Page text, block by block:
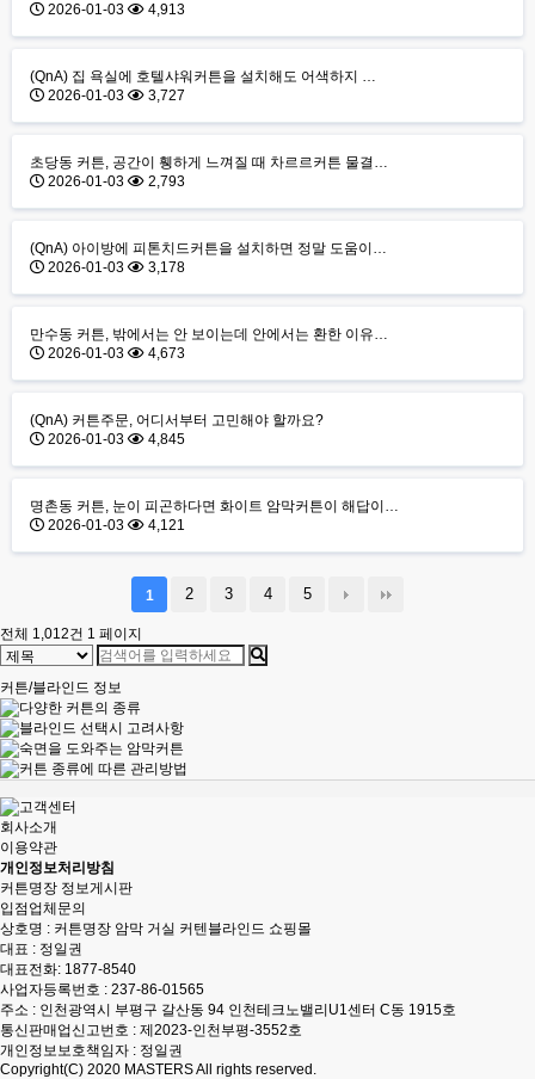
2026-01-03
4,913
(QnA) 집 욕실에 호텔샤워커튼을 설치해도 어색하지 …
2026-01-03
3,727
초당동 커튼, 공간이 휑하게 느껴질 때 차르르커튼 물결…
2026-01-03
2,793
(QnA) 아이방에 피톤치드커튼을 설치하면 정말 도움이…
2026-01-03
3,178
만수동 커튼, 밖에서는 안 보이는데 안에서는 환한 이유…
2026-01-03
4,673
(QnA) 커튼주문, 어디서부터 고민해야 할까요?
2026-01-03
4,845
명촌동 커튼, 눈이 피곤하다면 화이트 암막커튼이 해답이…
2026-01-03
4,121
1 2 3 4 5
전체 1,012건 1 페이지
커튼/블라인드 정보
회사소개
이용약관
개인정보처리방침
커튼명장 정보게시판
입점업체문의
상호명 : 커튼명장 암막 거실 커텐블라인드 쇼핑몰
대표 : 정일권
대표전화: 1877-8540
사업자등록번호 : 237-86-01565
주소 : 인천광역시 부평구 갈산동 94 인천테크노밸리U1센터 C동 1915호
통신판매업신고번호 : 제2023-인천부평-3552호
개인정보보호책임자 : 정일권
Copyright(C) 2020 MASTERSAll rights reserved.